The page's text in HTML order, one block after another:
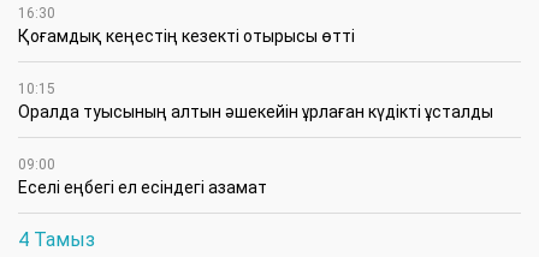
16:30
Қоғамдық кеңестің кезекті отырысы өтті
10:15
Оралда туысының алтын әшекейін ұрлаған күдікті ұсталды
09:00
Еселі еңбегі ел есіндегі азамат
4 Тамыз